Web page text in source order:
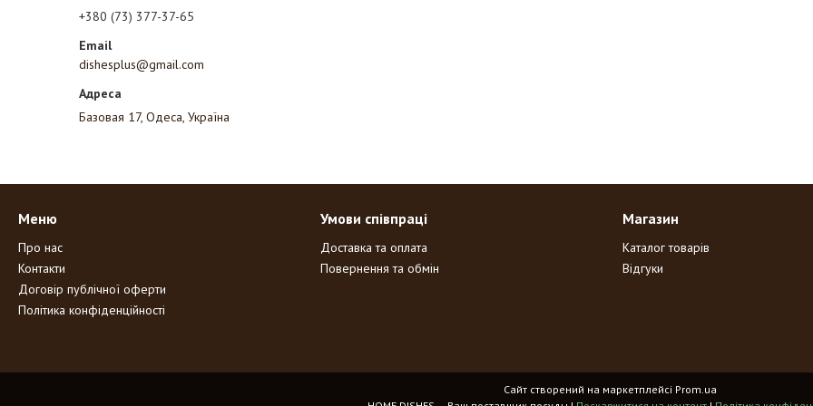
+380 (73) 377-37-65
dishesplus@gmail.com
Базовая 17, Одеса, Україна
Меню
Про нас
Контакти
Договір публічної оферти
Політика конфіденційності
Умови співпраці
Доставка та оплата
Повернення та обмін
Магазин
Каталог товарів
Відгуки
Сайт створений на маркетплейсі Prom.ua